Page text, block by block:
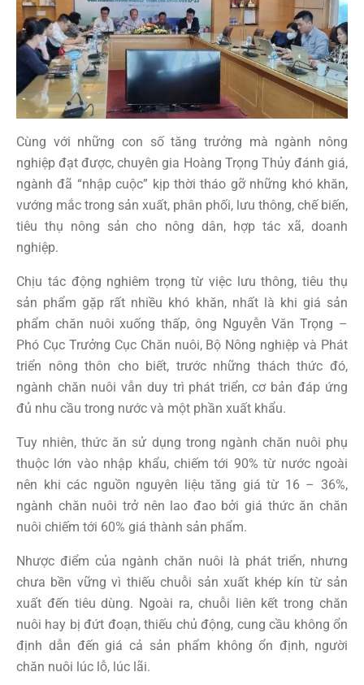
Cùng với những con số tăng trưởng mà ngành nông
nghiệp đạt được, chuyên gia Hoàng Trọng Thủy đánh giá,
ngành đã “nhập cuộc” kịp thời tháo gỡ những khó khăn,
vướng mắc trong sản xuất, phân phối, lưu thông, chế biến,
tiêu thụ nông sản cho nông dân, hợp tác xã, doanh
nghiệp.
Chịu tác động nghiêm trọng từ việc lưu thông, tiêu thụ
sản phẩm gặp rất nhiều khó khăn, nhất là khi giá sản
phẩm chăn nuôi xuống thấp, ông Nguyễn Văn Trọng –
Phó Cục Trưởng Cục Chăn nuôi, Bộ Nông nghiệp và Phát
triển nông thôn cho biết, trước những thách thức đó,
ngành chăn nuôi vẫn duy trì phát triển, cơ bản đáp ứng
đủ nhu cầu trong nước và một phần xuất khẩu.
Tuy nhiên, thức ăn sử dụng trong ngành chăn nuôi phụ
thuộc lớn vào nhập khẩu, chiếm tới 90% từ nước ngoài
nên khi các nguồn nguyên liệu tăng giá từ 16 – 36%,
ngành chăn nuôi trở nên lao đao bởi giá thức ăn chăn
nuôi chiếm tới 60% giá thành sản phẩm.
Nhược điểm của ngành chăn nuôi là phát triển, nhưng
chưa bền vững vì thiếu chuỗi sản xuất khép kín từ sản
xuất đến tiêu dùng. Ngoài ra, chuỗi liên kết trong chăn
nuôi hay bị đứt đoạn, thiếu chủ động, cung cầu không ổn
định dẫn đến giá cả sản phẩm không ổn định, người
chăn nuôi lúc lỗ, lúc lãi.